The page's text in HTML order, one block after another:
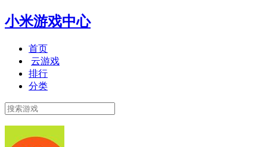
小米游戏中心
首页
云游戏
排行
分类